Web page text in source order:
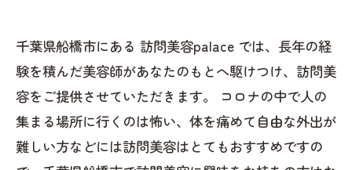
千葉県船橋市にある 訪問美容palace では、長年の経
験を積んだ美容師があなたのもとへ駆けつけ、訪問美
容をご提供させていただきます。 コロナの中で人の
集まる場所に行くのは怖い、体を痛めて自由な外出が
難しい方などには訪問美容はとてもおすすめですの